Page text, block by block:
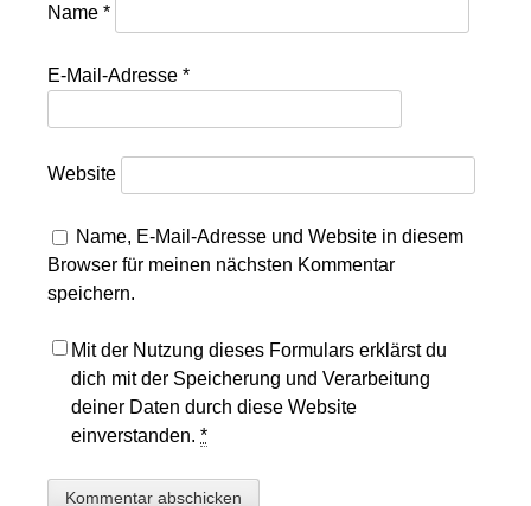
Name*
E-Mail-Adresse*
Website
Name, E-Mail-Adresse und Website in diesem
Browser für meinen nächsten Kommentar
speichern.
Mit der Nutzung dieses Formulars erklärst du
dich mit der Speicherung und Verarbeitung
deiner Daten durch diese Website
einverstanden.*